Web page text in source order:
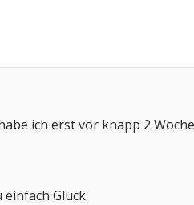
ich erst vor knapp 2
Glück.